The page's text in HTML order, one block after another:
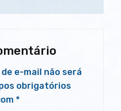
e-mail não será
obrigatórios
*